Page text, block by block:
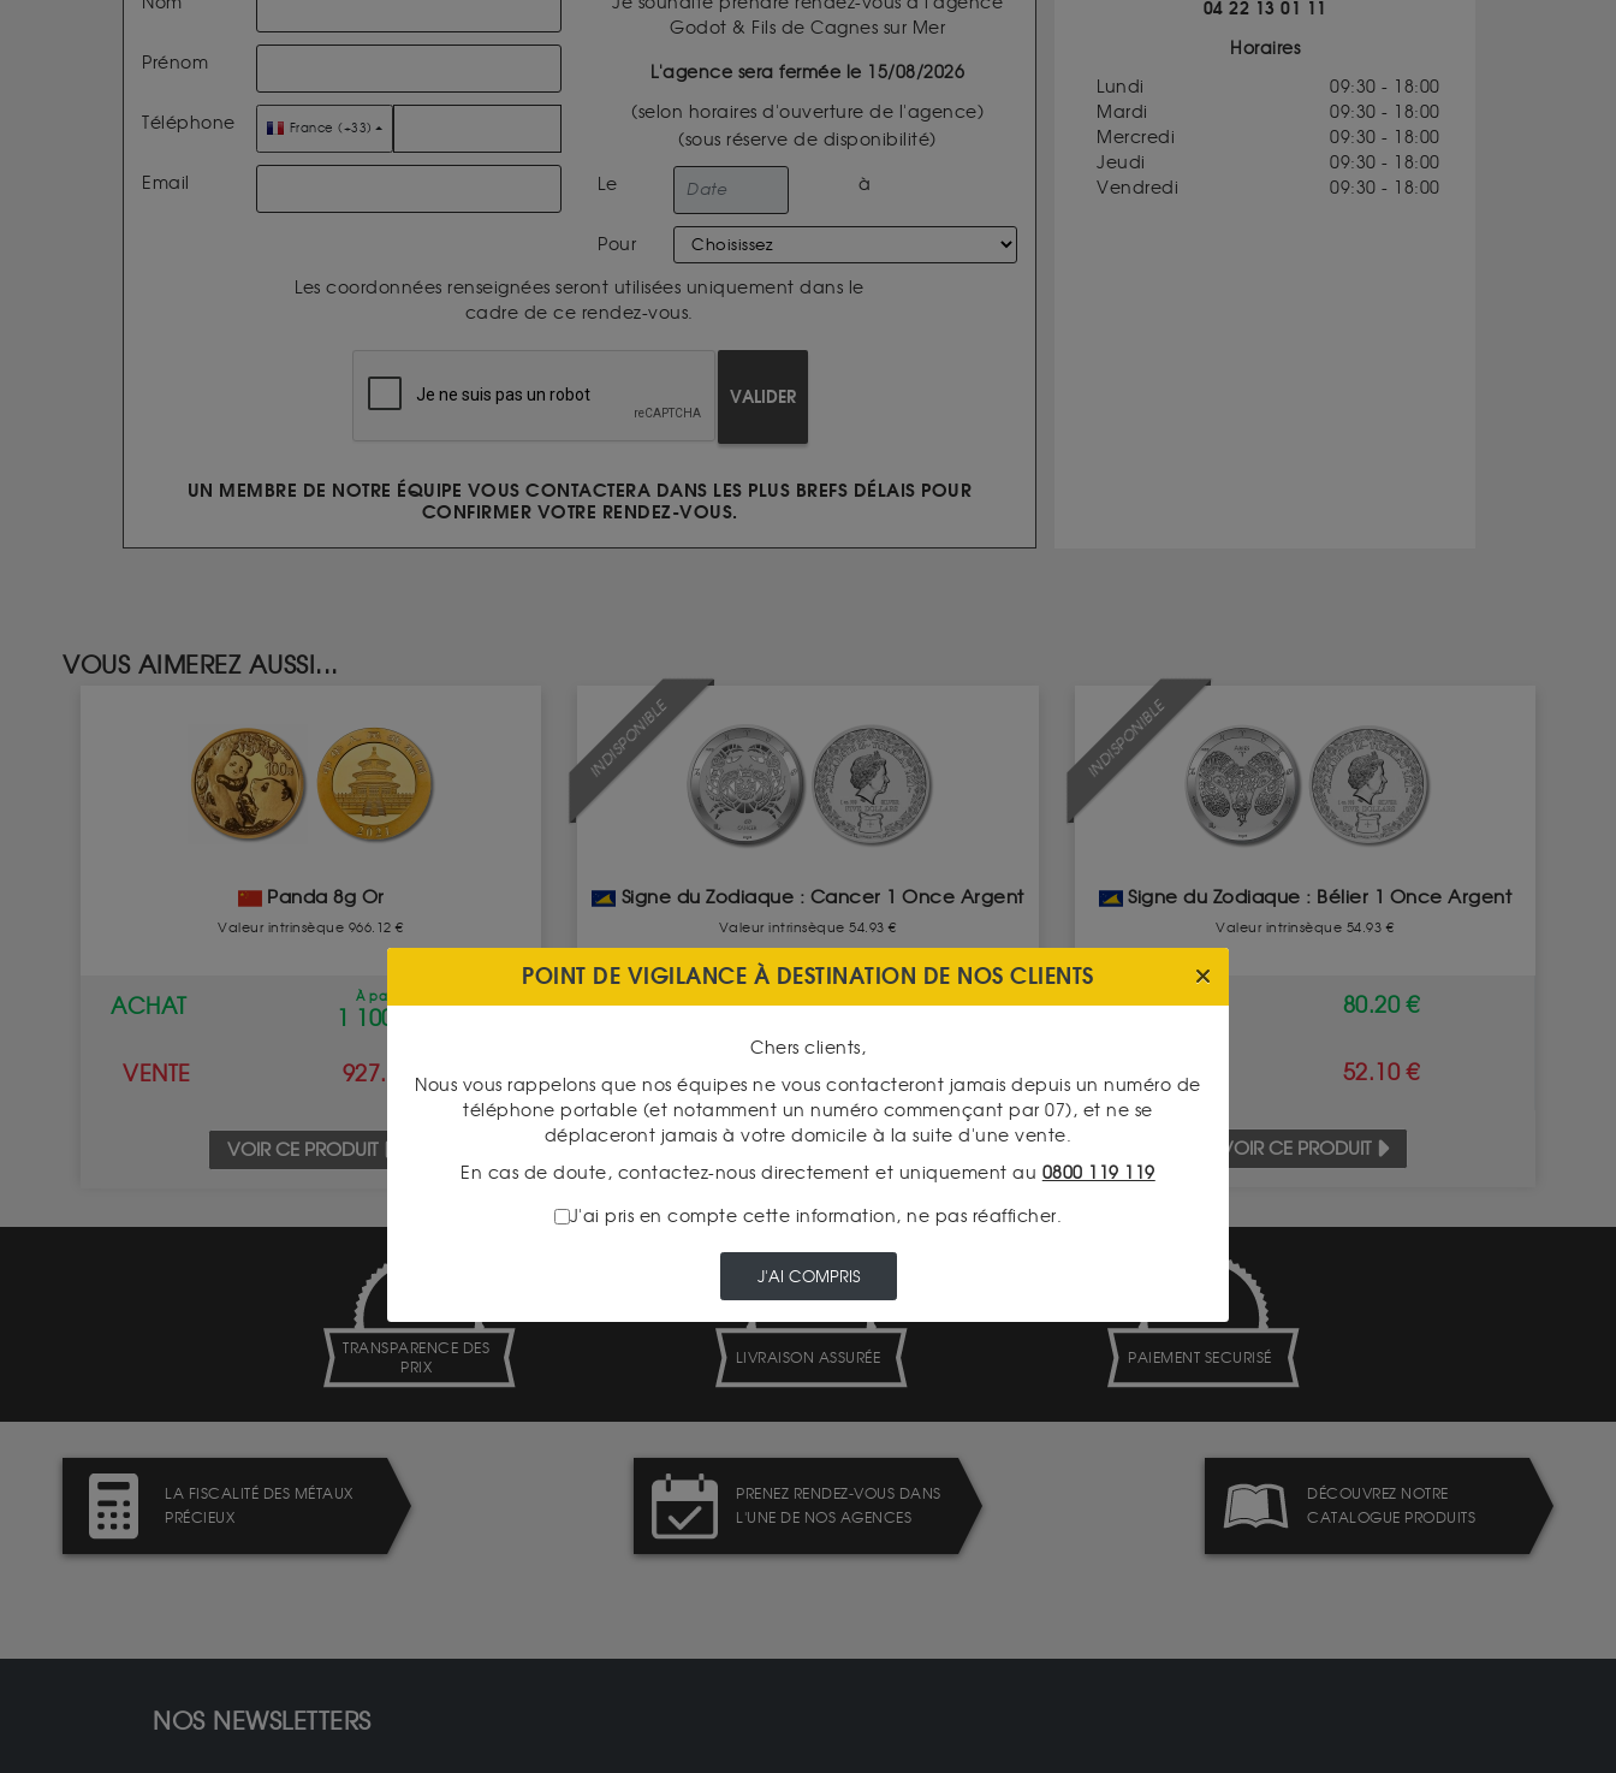
Prénom
Téléphone France (+33)
Email
Godot & Fils de Cagnes sur Mer
L'agence sera fermée le 15/08/2026
(selon horaires d'ouverture de l'agence)
(sous réserve de disponibilité)
Le à
Pour
Les coordonnées renseignées seront utilisées uniquement dans le
cadre de ce rendez-vous.
VALIDER
UN MEMBRE DE NOTRE ÉQUIPE VOUS CONTACTERA DANS LES PLUS BREFS DÉLAIS POUR
CONFIRMER VOTRE RENDEZ-VOUS.
04 22 13 01 11
Horaires
Lundi
09:30 - 18:00
Mardi
09:30 - 18:00
Mercredi
09:30 - 18:00
Jeudi
09:30 - 18:00
Vendredi
09:30 - 18:00
VOUS AIMEREZ AUSSI...
Panda 8g Or
Valeur intrinsèque 966.12 €
ACHAT À partir de
1 100.00 €
VENTE 927.00 €
VOIR CE PRODUIT
INDISPONIBLE
Signe du Zodiaque : Cancer 1 Once Argent
Valeur intrinsèque 54.93 €
ACHAT 80.20 €
VENTE 52.10 €
VOIR CE PRODUIT
INDISPONIBLE
Signe du Zodiaque : Bélier 1 Once Argent
Valeur intrinsèque 54.93 €
ACHAT 80.20 €
VENTE 52.10 €
VOIR CE PRODUIT
TRANSPARENCE DES
PRIX
LIVRAISON ASSURÉE PAIEMENT SECURISÉ
LA FISCALITÉ DES MÉTAUX
PRÉCIEUX
PRENEZ RENDEZ-VOUS DANS
L'UNE DE NOS AGENCES
DÉCOUVREZ NOTRE
CATALOGUE PRODUITS
NOS NEWSLETTERS
POINT DE VIGILANCE À DESTINATION DE NOS CLIENTS
Chers clients,
Nous vous rappelons que nos équipes ne vous contacteront jamais depuis un numéro de
téléphone portable (et notamment un numéro commençant par 07), et ne se
déplaceront jamais à votre domicile à la suite d'une vente.
En cas de doute, contactez-nous directement et uniquement au 0800 119 119
J'ai pris en compte cette information, ne pas réafficher.
J'AI COMPRIS